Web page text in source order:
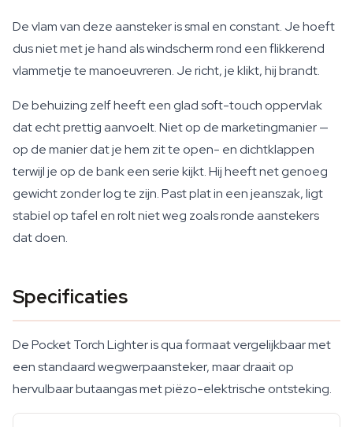
De vlam van deze aansteker is smal en constant. Je hoeft
dus niet met je hand als windscherm rond een flikkerend
vlammetje te manoeuvreren. Je richt, je klikt, hij brandt.
De behuizing zelf heeft een glad soft-touch oppervlak
dat echt prettig aanvoelt. Niet op de marketingmanier —
op de manier dat je hem zit te open- en dichtklappen
terwijl je op de bank een serie kijkt. Hij heeft net genoeg
gewicht zonder log te zijn. Past plat in een jeanszak, ligt
stabiel op tafel en rolt niet weg zoals ronde aanstekers
dat doen.
Specificaties
De Pocket Torch Lighter is qua formaat vergelijkbaar met
een standaard wegwerpaansteker, maar draait op
hervulbaar butaangas met piëzo-elektrische ontsteking.